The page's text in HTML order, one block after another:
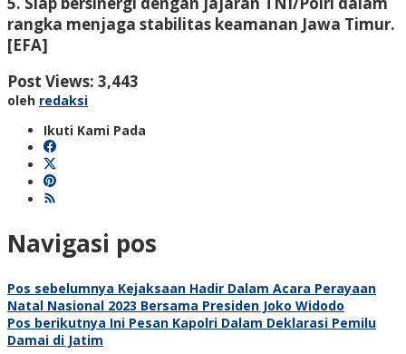
rangka menjaga stabilitas keamanan Jawa Timur.
[EFA]
Post Views: 3,443
oleh redaksi
Ikuti Kami Pada
Navigasi pos
Pos sebelumnya Kejaksaan Hadir Dalam Acara Perayaan
Natal Nasional 2023 Bersama Presiden Joko Widodo
Pos berikutnya Ini Pesan Kapolri Dalam Deklarasi Pemilu
Damai di Jatim